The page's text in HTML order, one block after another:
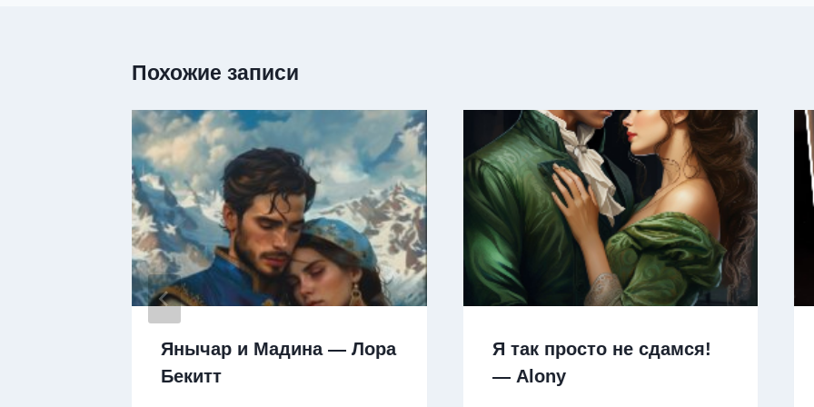
Похожие записи
Янычар и Мадина — Лора
Бекитт
Я так просто не сдамся!
— Alony